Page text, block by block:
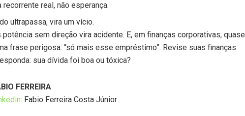
real, não esperança.
ultrapassa, vira um vício.
sem direção vira acidente. E, em finanças corporativas, quase
frase perigosa: “só mais esse empréstimo”. Revise suas finanças
sua dívida foi boa ou tóxica?
FERREIRA
: Fabio Ferreira Costa Júnior